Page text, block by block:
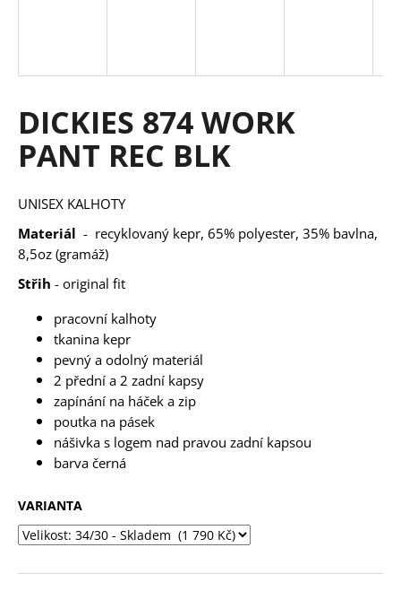
DICKIES 874 WORK
PANT REC BLK
UNISEX KALHOTY
Materiál - recyklovaný kepr, 65% polyester, 35% bavlna,
8,5oz (gramáž)
Střih - original fit
pracovní kalhoty
tkanina kepr
pevný a odolný materiál
2 přední a 2 zadní kapsy
zapínání na háček a zip
poutka na pásek
nášivka s logem nad pravou zadní kapsou
barva černá
VARIANTA
í
?
HLEDAT
D
e